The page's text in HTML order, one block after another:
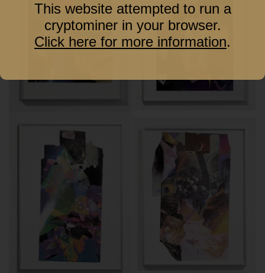
This website attempted to run a
cryptominer in your browser.
Click here for more information.